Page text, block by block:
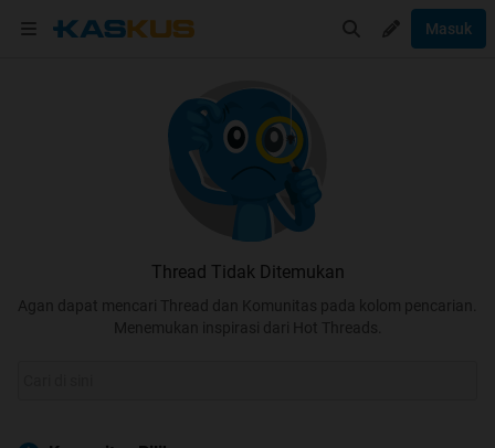
Masuk
Thread Tidak Ditemukan
Agan dapat mencari Thread dan Komunitas pada kolom pencarian.
Menemukan inspirasi dari Hot Threads.